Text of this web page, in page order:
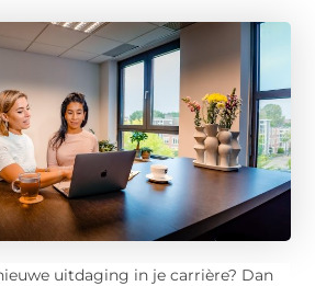
uitdaging in je carrière? Dan